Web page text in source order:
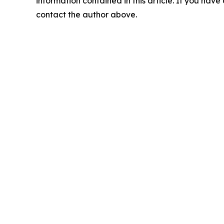
contact the author above.